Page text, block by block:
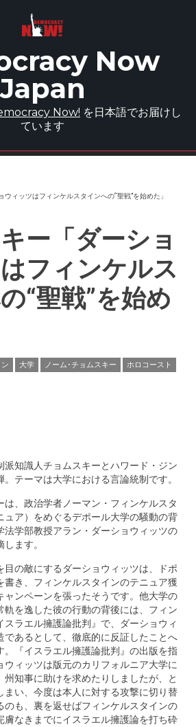
Now
Japan
Now! を日本語でお届けし
ています
ウィッツはフィンケルスタインへの“聖戦”を始めた」
ー「ダーショ
フィンケルス
“聖戦”を始め
大学 ノーム･チョムスキー
ホロコースト
知識人チョムスキーとハワード・ジン
テーマは大学における言論統制です。
、政治学者ノーマン・フィンケルスタ
ュア）をめぐるデポール大学の騒動の背
法学部教授アラン・ダーショウィッツの
ます。
の敵にするダーショウィッツは、ドポ
書き、フィンケルスタインのテニュア獲
ャンペーンを張ったそうです。他大学の
軌を逸した彼の行動の背後には、フィン
ラエル擁護論批判』で、ダーショウィ
であるとして、徹底的に反証したことへ
。『イスラエル擁護論批判』の出版を指
ウィッツは版元のカリフォルニア大学に
知事に助けを求めたりしましたが、と
まい、今度は本人に対する攻撃に切り替
のも、裏を返せばフィンケルスタインの
膚なきまでにイスラエル擁護論を打ち砕